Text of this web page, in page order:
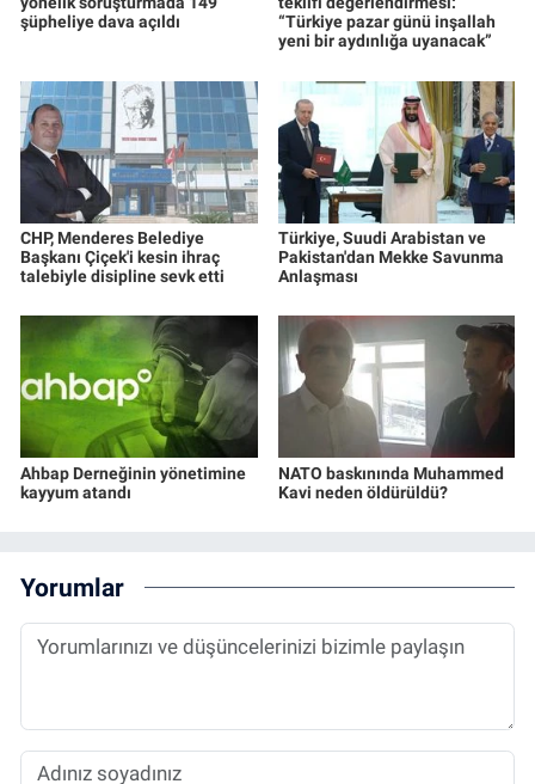
şüpheliye dava açıldı
“Türkiye pazar günü inşallah
yeni bir aydınlığa uyanacak”
CHP, Menderes Belediye
Başkanı Çiçek'i kesin ihraç
talebiyle disipline sevk etti
Türkiye, Suudi Arabistan ve
Pakistan'dan Mekke Savunma
Anlaşması
Ahbap Derneğinin yönetimine
kayyum atandı
NATO baskınında Muhammed
Kavi neden öldürüldü?
Yorumlar